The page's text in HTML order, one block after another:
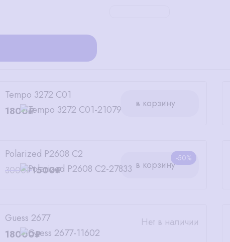
Tempo 3272 C01
1800₽
в корзину
-50%
Polarized P2608 C2
3000₽1500₽ в корзину
Guess 2677
18000₽
Нет в наличии